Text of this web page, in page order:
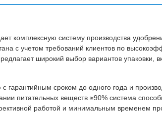
комплексную систему производства
с учетом требований клиентов по
широкий выбор вариантов упаковки,
гарантийным сроком до одного года и
питательных веществ ≥90% система
работой и минимальным временем